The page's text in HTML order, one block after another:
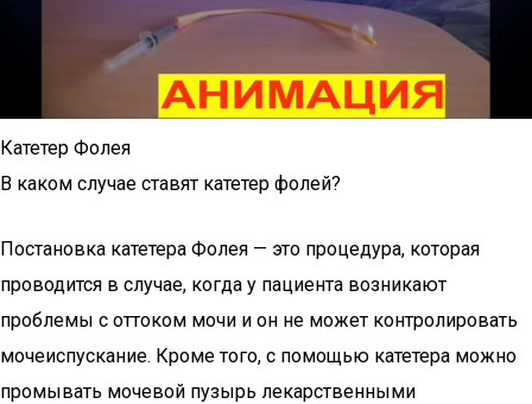
Катетер Фолея
В каком случае ставят катетер фолей?
Постановка катетера Фолея — это процедура, которая
проводится в случае, когда у пациента возникают
проблемы с оттоком мочи и он не может контролировать
мочеиспускание. Кроме того, с помощью катетера можно
промывать мочевой пузырь лекарственными